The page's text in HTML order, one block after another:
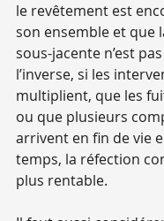
le revêtement est
son ensemble et que
sous-jacente n’est
l’inverse, si les
multiplient, que les
ou que plusieurs
arrivent en fin de vie
temps, la réfection
plus rentable.